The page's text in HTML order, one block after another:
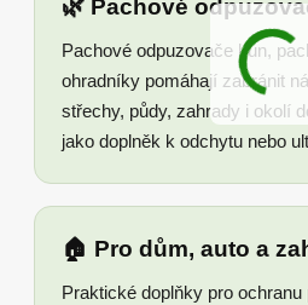
🌿 Pachové
Pachové odpuzovače kun,
ohradníky pomáhají zabránit
střechy, půdy, zahrady i okolí
jako doplněk k odchytu nebo
🏠 Pro dům, auto a
Praktické doplňky pro